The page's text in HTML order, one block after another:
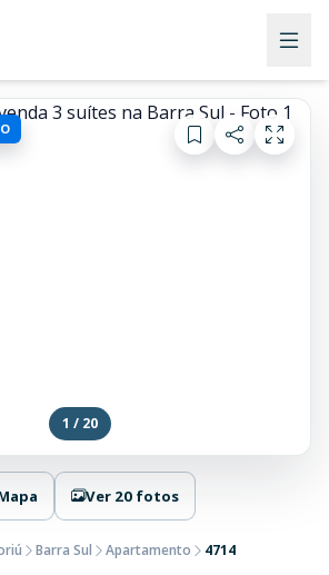
1 / 20
Ver 20 fotos
Barra Sul Apartamento 4714